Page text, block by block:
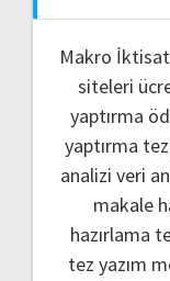
Makro
siteleri
yaptırma
yaptırma
analizi veri
makale
hazırlama
tez yazım